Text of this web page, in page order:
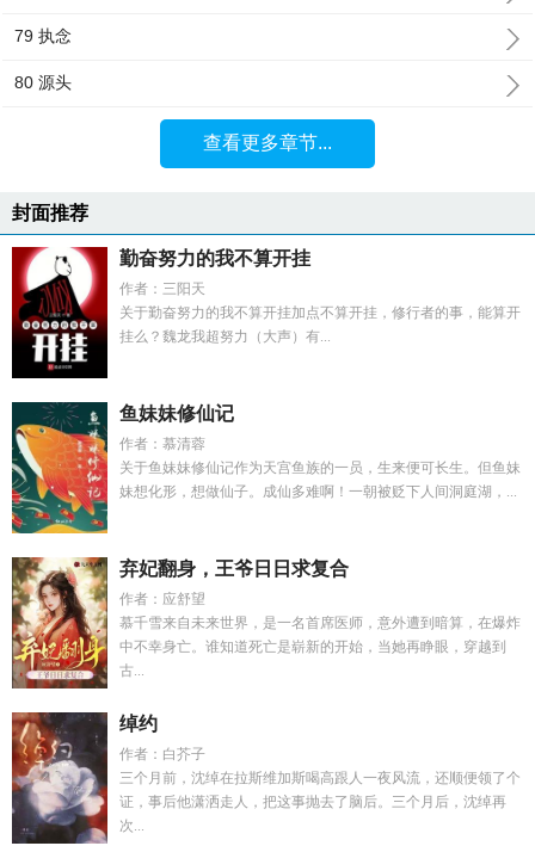
79 执念
80 源头
查看更多章节...
封面推荐
勤奋努力的我不算开挂
作者：三阳天
关于勤奋努力的我不算开挂加点不算开挂，修行者的事，能算开
挂么？魏龙我超努力（大声）有...
鱼妹妹修仙记
作者：慕清蓉
关于鱼妹妹修仙记作为天宫鱼族的一员，生来便可长生。但鱼妹
妹想化形，想做仙子。成仙多难啊！一朝被贬下人间洞庭湖，...
弃妃翻身，王爷日日求复合
作者：应舒望
慕千雪来自未来世界，是一名首席医师，意外遭到暗算，在爆炸
中不幸身亡。谁知道死亡是崭新的开始，当她再睁眼，穿越到
古...
绰约
作者：白芥子
三个月前，沈绰在拉斯维加斯喝高跟人一夜风流，还顺便领了个
证，事后他潇洒走人，把这事抛去了脑后。三个月后，沈绰再
次...